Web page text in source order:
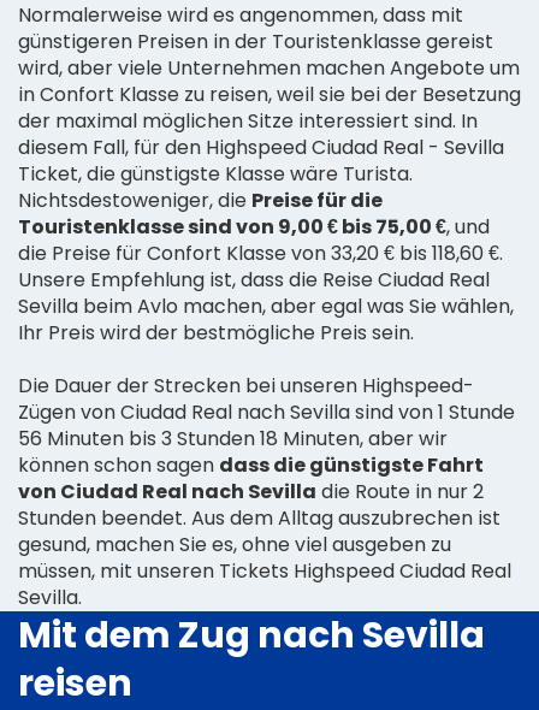
Normalerweise wird es angenommen, dass mit
günstigeren Preisen in der Touristenklasse gereist
wird, aber viele Unternehmen machen Angebote um
in Confort Klasse zu reisen, weil sie bei der Besetzung
der maximal möglichen Sitze interessiert sind. In
diesem Fall, für den Highspeed Ciudad Real - Sevilla
Ticket, die günstigste Klasse wäre Turista.
Nichtsdestoweniger, die Preise für die
Touristenklasse sind von 9,00 € bis 75,00 €, und
die Preise für Confort Klasse von 33,20 € bis 118,60 €.
Unsere Empfehlung ist, dass die Reise Ciudad Real
Sevilla beim Avlo machen, aber egal was Sie wählen,
Ihr Preis wird der bestmögliche Preis sein.
Die Dauer der Strecken bei unseren Highspeed-
Zügen von Ciudad Real nach Sevilla sind von 1 Stunde
56 Minuten bis 3 Stunden 18 Minuten, aber wir
können schon sagen dass die günstigste Fahrt
von Ciudad Real nach Sevilla die Route in nur 2
Stunden beendet. Aus dem Alltag auszubrechen ist
gesund, machen Sie es, ohne viel ausgeben zu
müssen, mit unseren Tickets Highspeed Ciudad Real
Sevilla.
Mit dem Zug nach Sevilla
reisen